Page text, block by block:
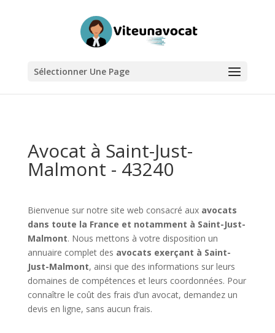
Sélectionner Une Page
Avocat à Saint-Just-
Malmont - 43240
Bienvenue sur notre site web consacré aux avocats
dans toute la France et notamment à Saint-Just-
Malmont. Nous mettons à votre disposition un
annuaire complet des avocats exerçant à Saint-
Just-Malmont, ainsi que des informations sur leurs
domaines de compétences et leurs coordonnées. Pour
connaître le coût des frais d’un avocat, demandez un
devis en ligne, sans aucun frais.